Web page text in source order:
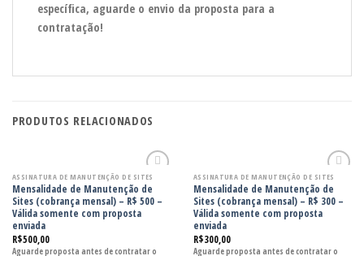
específica, aguarde o envio da proposta para a
contratação!
PRODUTOS RELACIONADOS
Adicionar
aos
meus
desejos
ASSINATURA DE MANUTENÇÃO DE SITES
Mensalidade de Manutenção de
Sites (cobrança mensal) – R$ 500 –
Válida somente com proposta
enviada
R$500,00
Aguarde proposta antes de contratar o
Adicionar
aos
meus
desejos
ASSINATURA DE MANUTENÇÃO DE SITES
Mensalidade de Manutenção de
Sites (cobrança mensal) – R$ 300 –
Válida somente com proposta
enviada
R$300,00
Aguarde proposta antes de contratar o